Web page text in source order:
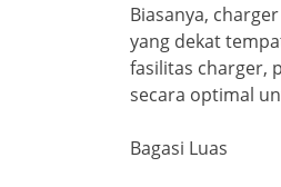
Biasanya,
yang dekat
fasilitas charger,
secara optimal
Bagasi Luas